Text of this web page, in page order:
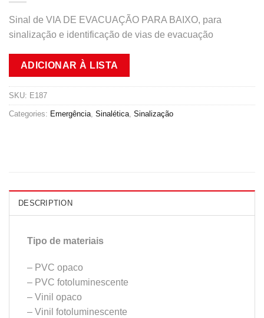
Sinal de VIA DE EVACUAÇÃO PARA BAIXO, para
sinalização e identificação de vias de evacuação
ADICIONAR À LISTA
SKU: E187
Categories: Emergência Sinalética Sinalização
DESCRIPTION
Tipo de materiais
– PVC opaco
– PVC fotoluminescente
– Vinil opaco
– Vinil fotoluminescente